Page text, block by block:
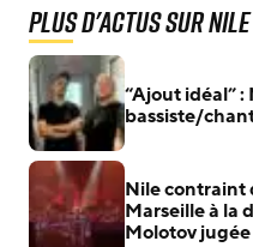
Plus d'actus sur Nile
“Ajout idéal”
bassiste/
Nile contraint
Marseille à la
Molotov